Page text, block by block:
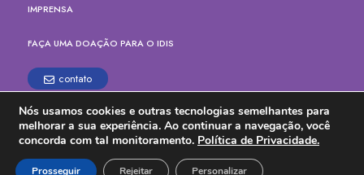
IMPRENSA
FAÇA UMA DOAÇÃO PARA O IDIS
contato
Rua Paes Leme, 524, cj.165
Pinheiros, São Paulo - SP
CEP: 05424-904
Tel. (11) 3914-6700
Nós usamos cookies e outras tecnologias semelhantes para
melhorar a sua experiência. Ao continuar a navegação, você
concorda com tal monitoramento. Política de Privacidade.
Prosseguir Rejeitar Personalizar